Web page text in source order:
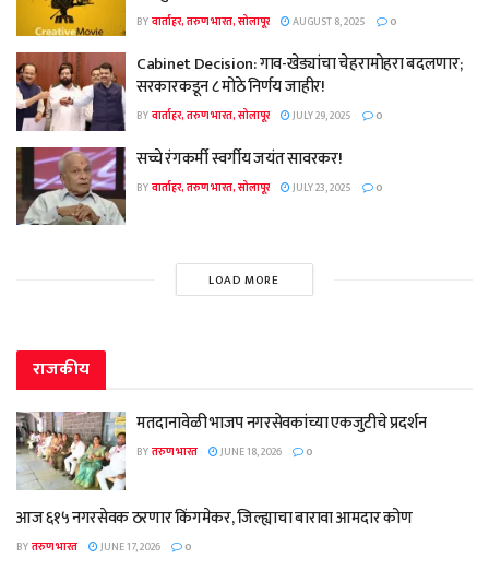
BYवार्ताहर, तरुण भारत, सोलापूर AUGUST 8, 2025 0
Cabinet Decision: गाव-खेड्यांचा चेहरामोहरा बदलणार;
सरकारकडून ८ मोठे निर्णय जाहीर!
BYवार्ताहर, तरुण भारत, सोलापूर JULY 29, 2025 0
सच्चे रंगकर्मी स्वर्गीय जयंत सावरकर!
BYवार्ताहर, तरुण भारत, सोलापूर JULY 23, 2025 0
LOAD MORE
राजकीय
मतदानावेळी भाजप नगरसेवकांच्या एकजुटीचे प्रदर्शन
BYतरुण भारत JUNE 18, 2026 0
आज ६१५ नगरसेवक ठरणार किंगमेकर, जिल्ह्याचा बारावा आमदार कोण
BYतरुण भारत JUNE 17, 2026 0